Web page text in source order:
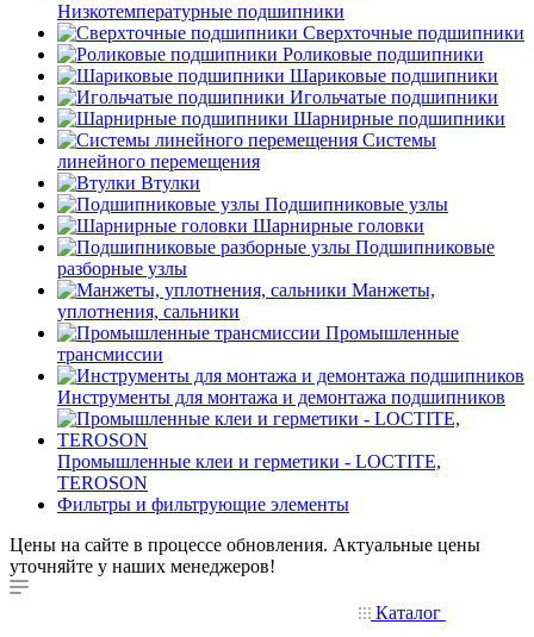
Низкотемпературные подшипники
Сверхточные подшипники
Роликовые подшипники
Шариковые подшипники
Игольчатые подшипники
Шарнирные подшипники
Системы
линейного перемещения
Втулки
Подшипниковые узлы
Шарнирные головки
Подшипниковые
разборные узлы
Манжеты,
уплотнения, сальники
Промышленные
трансмиссии
Инструменты для монтажа и демонтажа подшипников
Промышленные клеи и герметики - LOCTITE,
TEROSON
Фильтры и фильтрующие элементы
Цены на сайте в процессе обновления. Актуальные цены
уточняйте у наших менеджеров!
Каталог